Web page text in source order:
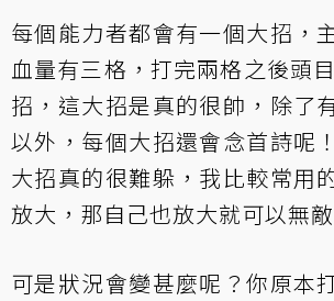
每個能力者都會有一個大招，
血量有三格，打完兩格之後頭
招，這大招是真的很帥，除了
以外，每個大招還會念首詩呢
大招真的很難躲，我比較常用
放大，那自己也放大就可以無敵
可是狀況會變甚麼呢？你原本